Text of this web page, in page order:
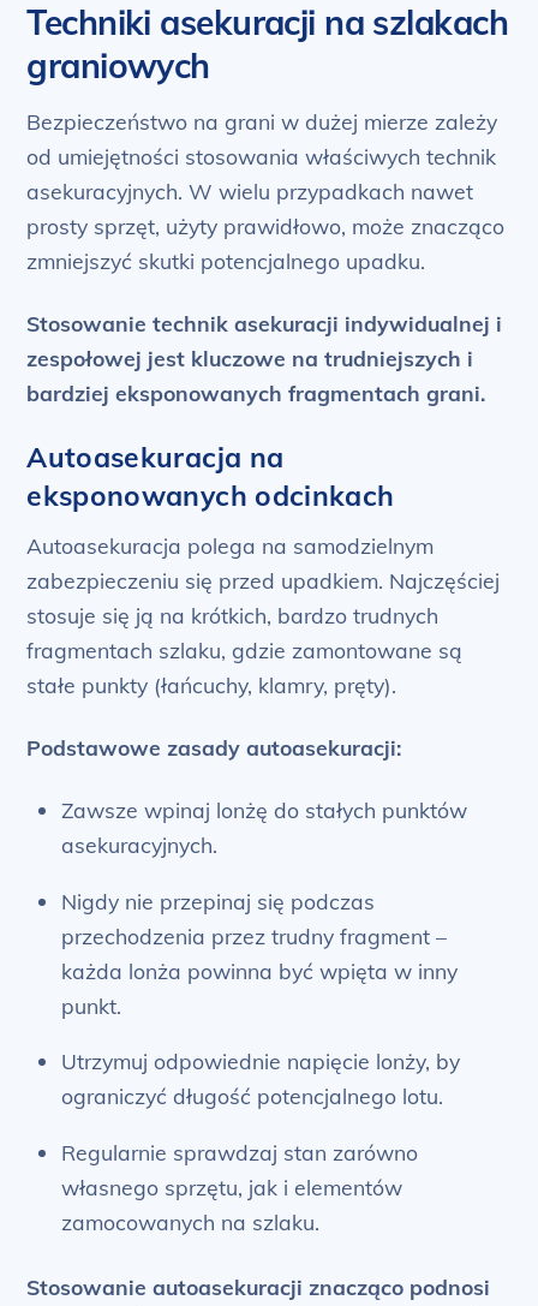
Techniki asekuracji na szlakach
graniowych
Bezpieczeństwo na grani w dużej mierze zależy
od umiejętności stosowania właściwych technik
asekuracyjnych. W wielu przypadkach nawet
prosty sprzęt, użyty prawidłowo, może znacząco
zmniejszyć skutki potencjalnego upadku.
Stosowanie technik asekuracji indywidualnej i
zespołowej jest kluczowe na trudniejszych i
bardziej eksponowanych fragmentach grani.
Autoasekuracja na
eksponowanych odcinkach
Autoasekuracja polega na samodzielnym
zabezpieczeniu się przed upadkiem. Najczęściej
stosuje się ją na krótkich, bardzo trudnych
fragmentach szlaku, gdzie zamontowane są
stałe punkty (łańcuchy, klamry, pręty).
Podstawowe zasady autoasekuracji:
Zawsze wpinaj lonżę do stałych punktów
asekuracyjnych.
Nigdy nie przepinaj się podczas
przechodzenia przez trudny fragment –
każda lonża powinna być wpięta w inny
punkt.
Utrzymuj odpowiednie napięcie lonży, by
ograniczyć długość potencjalnego lotu.
Regularnie sprawdzaj stan zarówno
własnego sprzętu, jak i elementów
zamocowanych na szlaku.
Stosowanie autoasekuracji znacząco podnosi